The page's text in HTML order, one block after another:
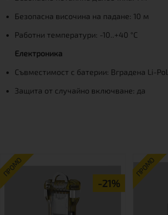
Безопасна височина на падане: 10 м
Работни температури: -10..+40 °C
Електроника
Съвместимост с батерии: Вградена Li-Pol
Защита от случайно включване: да
ПРОМО
-21%
ПРОМО